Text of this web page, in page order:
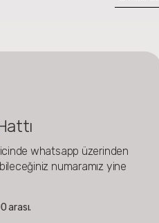
whatsapp üzerinden
numaramız yine
arası.